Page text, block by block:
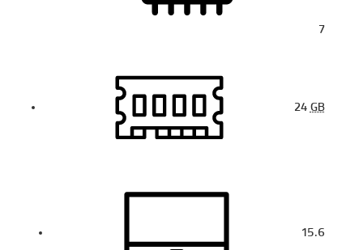
7
24GB
15.6